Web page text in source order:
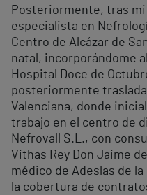
Posteriormente, tras
especialista en
Centro de Alcázar de
natal, incorporándome
Hospital Doce de
posteriormente
Valenciana, donde
trabajo en el centro de
Nefrovall S.L., con
Vithas Rey Don Jaime
médico de Adeslas de
la cobertura de